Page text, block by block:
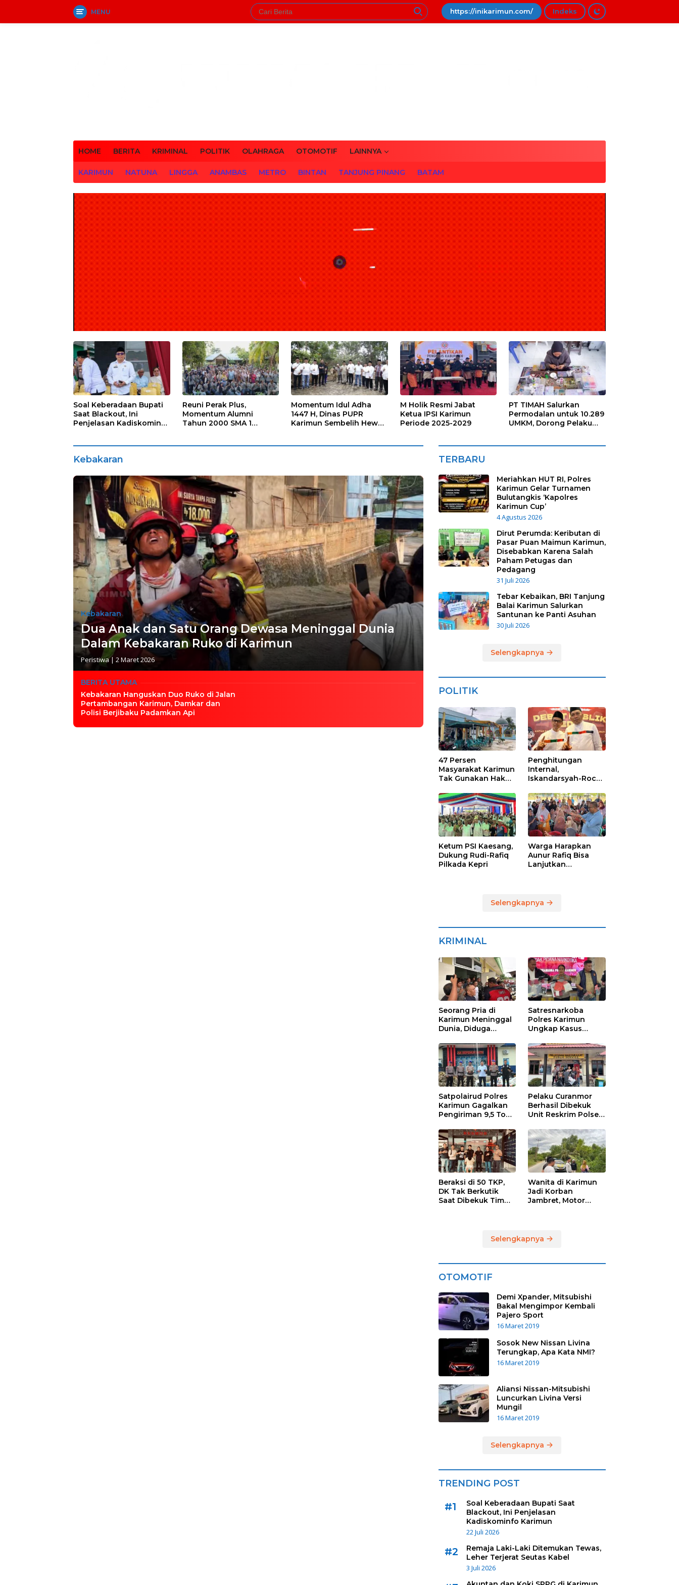
MENU https://inikarimun.com/ Indeks
HOME BERITA KRIMINAL POLITIK OLAHRAGA OTOMOTIF LAINNYA
KARIMUN NATUNA LINGGA ANAMBAS METRO BINTAN TANJUNG PINANG BATAM
Soal Keberadaan Bupati
Saat Blackout, Ini
Penjelasan Kadiskominfo
Reuni Perak Plus,
Momentum Alumni
Tahun 2000 SMA 1
Momentum Idul Adha
1447 H, Dinas PUPR
Karimun Sembelih Hewan
M Holik Resmi Jabat
Ketua IPSI Karimun
Periode 2025-2029
PT TIMAH Salurkan
Permodalan untuk 10.289
UMKM, Dorong Pelaku
Kebakaran
Kebakaran
Dua Anak dan Satu Orang Dewasa Meninggal Dunia
Dalam Kebakaran Ruko di Karimun
Peristiwa| 2 Maret 2026
BERITA UTAMA
Kebakaran Hanguskan Duo Ruko di Jalan
Pertambangan Karimun, Damkar dan
Polisi Berjibaku Padamkan Api
TERBARU
Meriahkan HUT RI, Polres
Karimun Gelar Turnamen
Bulutangkis ‘Kapolres
Karimun Cup’
4 Agustus 2026
Dirut Perumda: Keributan di
Pasar Puan Maimun Karimun,
Disebabkan Karena Salah
Paham Petugas dan
Pedagang
31 Juli 2026
Tebar Kebaikan, BRI Tanjung
Balai Karimun Salurkan
Santunan ke Panti Asuhan
30 Juli 2026
Selengkapnya
POLITIK
47 Persen
Masyarakat Karimun
Tak Gunakan Hak
Penghitungan
Internal,
Iskandarsyah-Rocky
Terbanyak di
Pilkada Karimun
Ketum PSI Kaesang,
Dukung Rudi-Rafiq
Pilkada Kepri
Warga Harapkan
Aunur Rafiq Bisa
Lanjutkan
Pelabuhan Roro
Selengkapnya
KRIMINAL
Seorang Pria di
Karimun Meninggal
Dunia, Diduga
Subden POM di THM
Satresnarkoba
Polres Karimun
Ungkap Kasus
Tersangka Masuk
Lewat Pelabuhan
Internasional
Satpolairud Polres
Karimun Gagalkan
Pengiriman 9,5 Ton
Karimun, Dua
Tersangka
Diamankan
Pelaku Curanmor
Berhasil Dibekuk
Unit Reskrim Polsek
Beraksi di 50 TKP,
DK Tak Berkutik
Saat Dibekuk Tim
Wanita di Karimun
Jadi Korban
Jambret, Motor
Selengkapnya
OTOMOTIF
Demi Xpander, Mitsubishi
Bakal Mengimpor Kembali
Pajero Sport
16 Maret 2019
Sosok New Nissan Livina
Terungkap, Apa Kata NMI?
16 Maret 2019
Aliansi Nissan-Mitsubishi
Luncurkan Livina Versi
Mungil
16 Maret 2019
Selengkapnya
TRENDING POST
#1
Soal Keberadaan Bupati Saat
Blackout, Ini Penjelasan
Kadiskominfo Karimun
22 Juli 2026
#2
Remaja Laki-Laki Ditemukan Tewas,
Leher Terjerat Seutas Kabel
3 Juli 2026